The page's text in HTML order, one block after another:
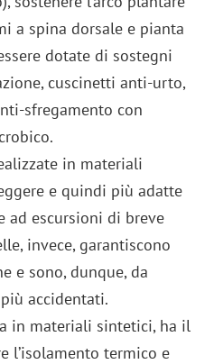
a spina dorsale e pianta
dotate di sostegni
cuscinetti anti-urto,
sfregamento con
in materiali
e quindi più adatte
ad escursioni di breve
invece, garantiscono
e sono, dunque, da
accidentati.
in materiali sintetici, ha il
l’isolamento termico e